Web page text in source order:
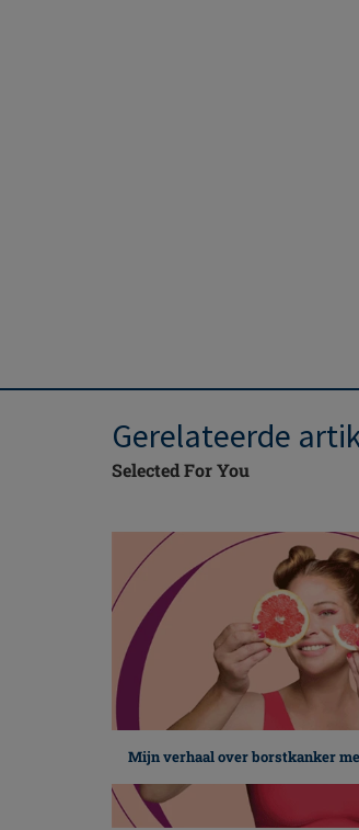
Gerelateerde
Selected For You
Mijn verhaal over borstkanker